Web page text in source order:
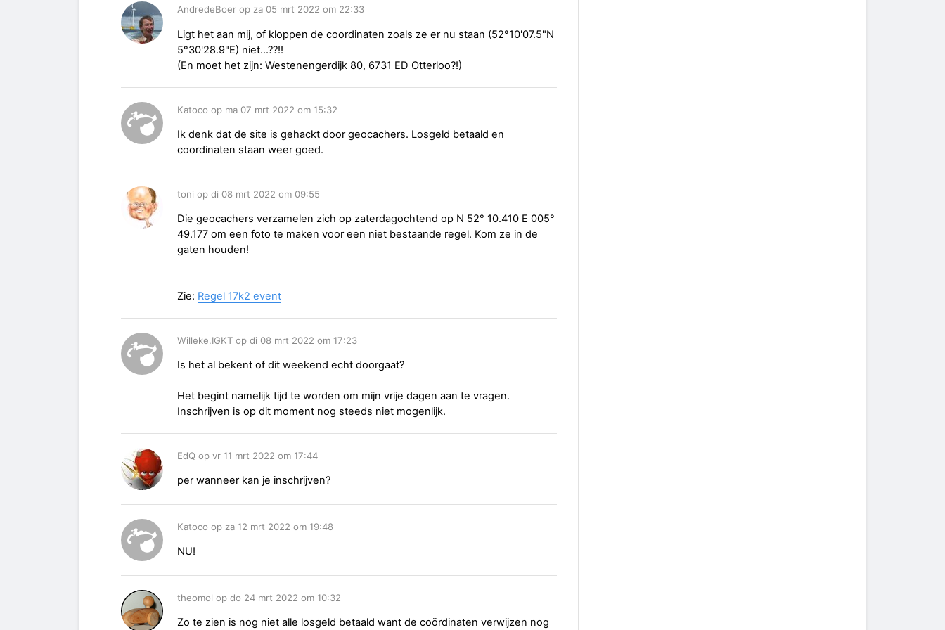
AndredeBoer op za 05 mrt 2022 om 22:33
Ligt het aan mij, of kloppen de coordinaten zoals ze er nu staan (52°10'07.5"N
5°30'28.9"E) niet...??!!
(En moet het zijn: Westenengerdijk 80, 6731 ED Otterloo?!)
Katoco op ma 07 mrt 2022 om 15:32
Ik denk dat de site is gehackt door geocachers. Losgeld betaald en
coordinaten staan weer goed.
toni op di 08 mrt 2022 om 09:55
Die geocachers verzamelen zich op zaterdagochtend op N 52° 10.410 E 005°
49.177 om een foto te maken voor een niet bestaande regel. Kom ze in de
gaten houden!
Zie: Regel 17k2 event
Willeke.IGKT op di 08 mrt 2022 om 17:23
Is het al bekent of dit weekend echt doorgaat?
Het begint namelijk tijd te worden om mijn vrije dagen aan te vragen.
Inschrijven is op dit moment nog steeds niet mogenlijk.
EdQ op vr 11 mrt 2022 om 17:44
per wanneer kan je inschrijven?
Katoco op za 12 mrt 2022 om 19:48
NU!
theomol op do 24 mrt 2022 om 10:32
Zo te zien is nog niet alle losgeld betaald want de coördinaten verwijzen nog